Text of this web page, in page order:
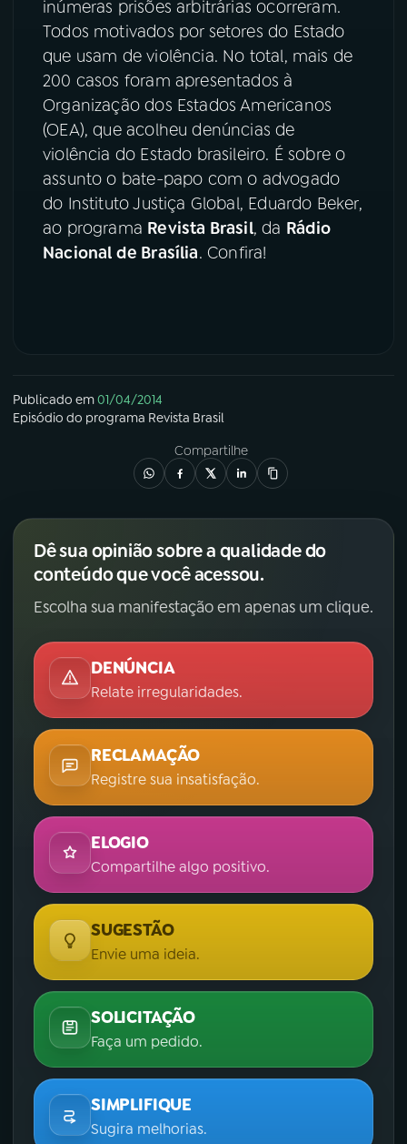
06VIDEOCASTS
07 ÚLTIMAS
08FESTIVAL DE MÚSICA
ACOMPANHE A RÁDIO NACIONAL
inúmeras prisões arbitrárias ocorreram.
Todos motivados por setores do Estado
que usam de violência. No total, mais de
200 casos foram apresentados à
Organização dos Estados Americanos
(OEA), que acolheu denúncias de
violência do Estado brasileiro. É sobre o
assunto o bate-papo com o advogado
do Instituto Justiça Global, Eduardo Beker,
ao programa Revista Brasil, da Rádio
Nacional de Brasília. Confira!
Publicado em01/04/2014
Episódio do programa Revista Brasil
Compartilhe
Dê sua opinião sobre a qualidade do
conteúdo que você acessou.
Escolha sua manifestação em apenas um clique.
DENÚNCIA
Relate irregularidades.
RECLAMAÇÃO
Registre sua insatisfação.
ELOGIO
Compartilhe algo positivo.
SUGESTÃO
Envie uma ideia.
SOLICITAÇÃO
Faça um pedido.
SIMPLIFIQUE
Sugira melhorias.